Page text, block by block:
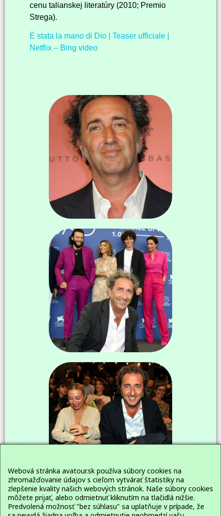
cenu talianskej literatúry (2010; Premio
Strega).
È stata la mano di Dio | Teaser ufficiale |
Netflix – Bing video
Webová stránka avatour.sk používa súbory cookies na
zhromažďovanie údajov s cieľom vytvárať štatistiky na
zlepšenie kvality našich webových stránok. Naše súbory cookies
môžete prijať, alebo odmietnuť kliknutím na tlačidlá nižšie.
Predvolená možnosť "bez súhlasu" sa uplatňuje v prípade, že